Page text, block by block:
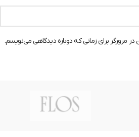
مرورگر برای زمانی که دوباره دیدگاهی می‌نویسم.